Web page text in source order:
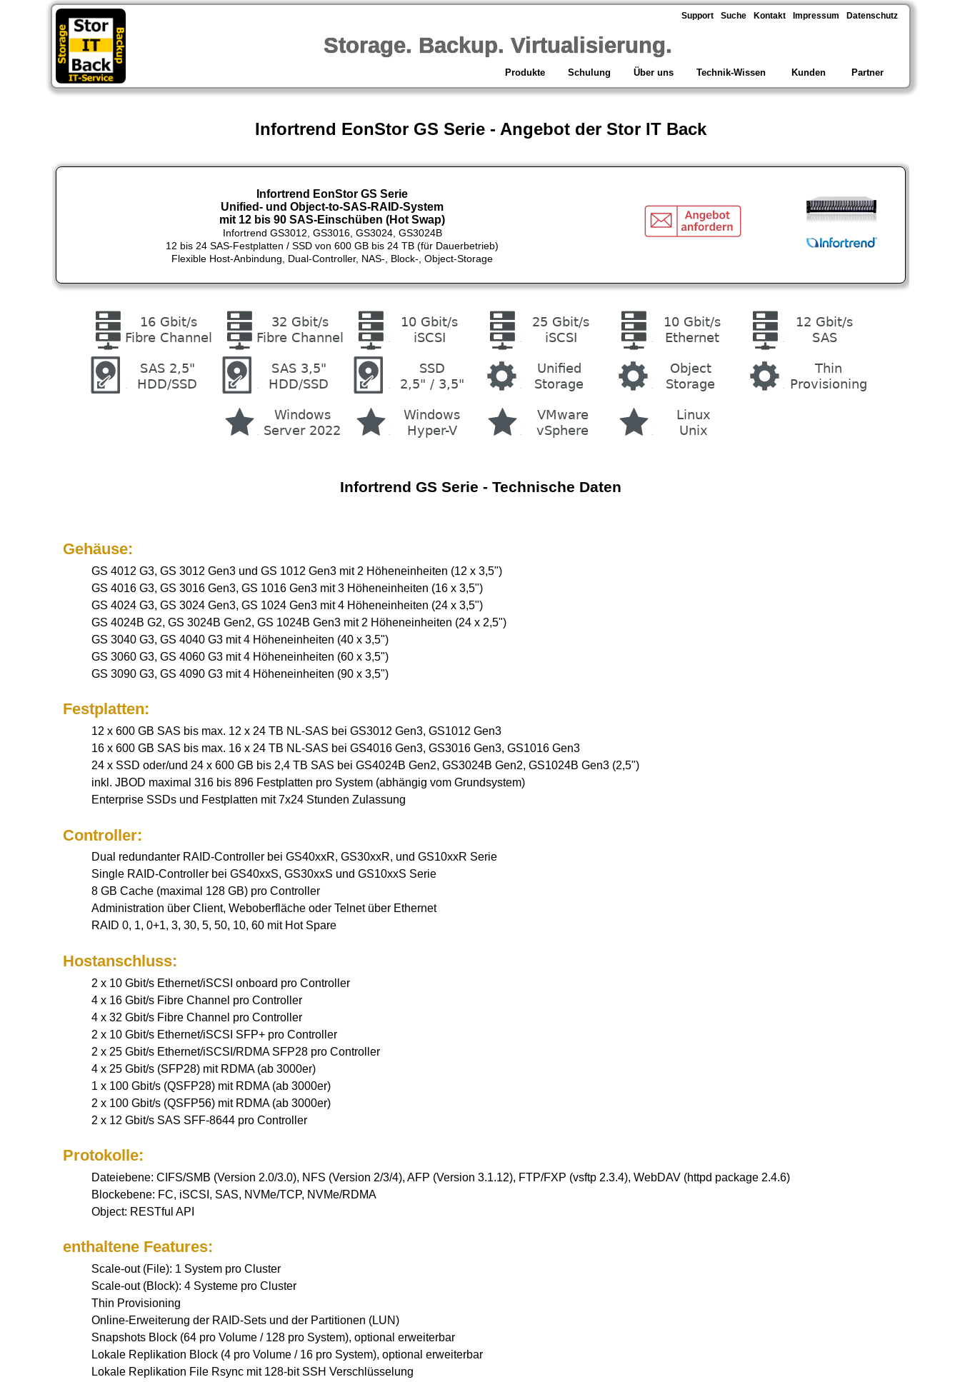
Support Suche Kontakt Impressum Datenschutz
Storage. Backup. Virtualisierung.
Produkte Schulung Über uns Technik-Wissen Kunden Partner
Infortrend EonStor GS Serie - Angebot der Stor IT Back
Infortrend EonStor GS Serie
Unified- und Object-to-SAS-RAID-System
mit 12 bis 90 SAS-Einschüben (Hot Swap)
Infortrend GS3012, GS3016, GS3024, GS3024B
12 bis 24 SAS-Festplatten / SSD von 600 GB bis 24 TB (für Dauerbetrieb)
Flexible Host-Anbindung, Dual-Controller, NAS-, Block-, Object-Storage
Infortrend GS Serie - Technische Daten
Gehäuse:
GS 4012 G3, GS 3012 Gen3 und GS 1012 Gen3 mit 2 Höheneinheiten (12 x 3,5")
GS 4016 G3, GS 3016 Gen3, GS 1016 Gen3 mit 3 Höheneinheiten (16 x 3,5")
GS 4024 G3, GS 3024 Gen3, GS 1024 Gen3 mit 4 Höheneinheiten (24 x 3,5")
GS 4024B G2, GS 3024B Gen2, GS 1024B Gen3 mit 2 Höheneinheiten (24 x 2,5")
GS 3040 G3, GS 4040 G3 mit 4 Höheneinheiten (40 x 3,5")
GS 3060 G3, GS 4060 G3 mit 4 Höheneinheiten (60 x 3,5")
GS 3090 G3, GS 4090 G3 mit 4 Höheneinheiten (90 x 3,5")
Festplatten:
12 x 600 GB SAS bis max. 12 x 24 TB NL-SAS bei GS3012 Gen3, GS1012 Gen3
16 x 600 GB SAS bis max. 16 x 24 TB NL-SAS bei GS4016 Gen3, GS3016 Gen3, GS1016 Gen3
24 x SSD oder/und 24 x 600 GB bis 2,4 TB SAS bei GS4024B Gen2, GS3024B Gen2, GS1024B Gen3 (2,5")
inkl. JBOD maximal 316 bis 896 Festplatten pro System (abhängig vom Grundsystem)
Enterprise SSDs und Festplatten mit 7x24 Stunden Zulassung
Controller:
Dual redundanter RAID-Controller bei GS40xxR, GS30xxR, und GS10xxR Serie
Single RAID-Controller bei GS40xxS, GS30xxS und GS10xxS Serie
8 GB Cache (maximal 128 GB) pro Controller
Administration über Client, Weboberfläche oder Telnet über Ethernet
RAID 0, 1, 0+1, 3, 30, 5, 50, 10, 60 mit Hot Spare
Hostanschluss:
2 x 10 Gbit/s Ethernet/iSCSI onboard pro Controller
4 x 16 Gbit/s Fibre Channel pro Controller
4 x 32 Gbit/s Fibre Channel pro Controller
2 x 10 Gbit/s Ethernet/iSCSI SFP+ pro Controller
2 x 25 Gbit/s Ethernet/iSCSI/RDMA SFP28 pro Controller
4 x 25 Gbit/s (SFP28) mit RDMA (ab 3000er)
1 x 100 Gbit/s (QSFP28) mit RDMA (ab 3000er)
2 x 100 Gbit/s (QSFP56) mit RDMA (ab 3000er)
2 x 12 Gbit/s SAS SFF-8644 pro Controller
Protokolle:
Dateiebene: CIFS/SMB (Version 2.0/3.0), NFS (Version 2/3/4), AFP (Version 3.1.12), FTP/FXP (vsftp 2.3.4), WebDAV (httpd package 2.4.6)
Blockebene: FC, iSCSI, SAS, NVMe/TCP, NVMe/RDMA
Object: RESTful API
enthaltene Features:
Scale-out (File): 1 System pro Cluster
Scale-out (Block): 4 Systeme pro Cluster
Thin Provisioning
Online-Erweiterung der RAID-Sets und der Partitionen (LUN)
Snapshots Block (64 pro Volume / 128 pro System), optional erweiterbar
Lokale Replikation Block (4 pro Volume / 16 pro System), optional erweiterbar
Lokale Replikation File Rsync mit 128-bit SSH Verschlüsselung